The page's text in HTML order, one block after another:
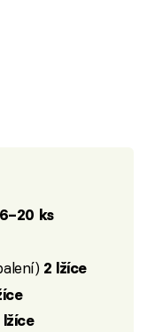
ks
2 lžíce
lžíce